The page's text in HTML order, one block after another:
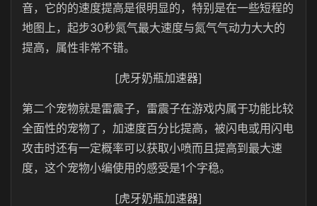
音，它的的速度提高是很明显的，特别是在一些短程的
地图上，起步30秒氮气最大速度与氮气气动力大大的
提高，属性非常不错。
[虎牙奶瓶加速器]
第二个宠物就是雷震子，雷震子在游戏内属于功能比较
全面性的宠物了，加速度百分比提高，被闪电或用闪电
攻击时还有一定概率可以获取小喷而且提高到最大速
度，这个宠物小编使用的感受是1个字稳。
[虎牙奶瓶加速器]